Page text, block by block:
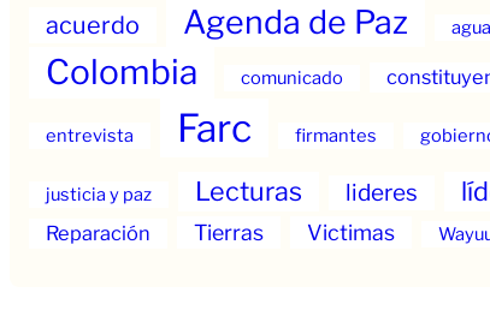
acuerdo Agenda de Paz agua
Colombia comunicado
entrevista Farc firmantes
justicia y paz Lecturas lideres
Reparación Tierras Victimas